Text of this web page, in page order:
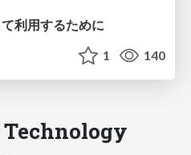
利用するために
1 140